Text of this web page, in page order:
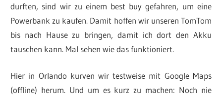
durften, sind wir zu einem best buy gefahren, um eine
Powerbank zu kaufen. Damit hoffen wir unseren TomTom
bis nach Hause zu bringen, damit ich dort den Akku
tauschen kann. Mal sehen wie das funktioniert.
Hier in Orlando kurven wir testweise mit Google Maps
(offline) herum. Und um es kurz zu machen: Noch nie